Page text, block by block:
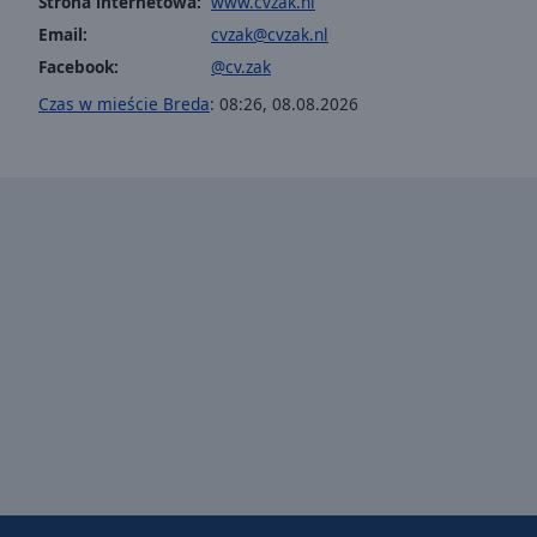
Picture-
in-
Picture
the
Email:
cvzak@cvzak.nl
Facebook:
@cv.zak
Czas w mieście Breda: 08:26, 08.08.2026